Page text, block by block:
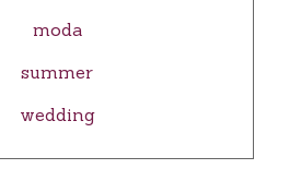
moda
summer
wedding